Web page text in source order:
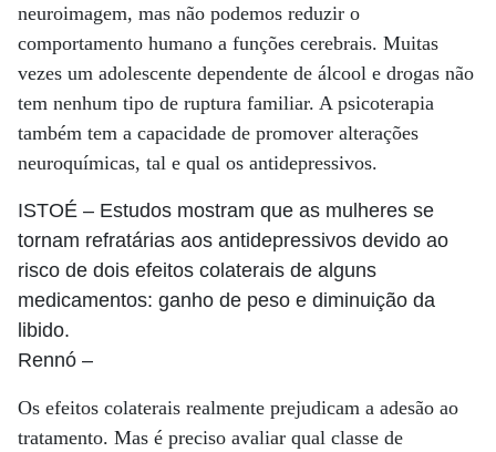
neuroimagem, mas não podemos reduzir o
comportamento humano a funções cerebrais. Muitas
vezes um adolescente dependente de álcool e drogas não
tem nenhum tipo de ruptura familiar. A psicoterapia
também tem a capacidade de promover alterações
neuroquímicas, tal e qual os antidepressivos.
ISTOÉ – Estudos mostram que as mulheres se
tornam refratárias aos antidepressivos devido ao
risco de dois efeitos colaterais de alguns
medicamentos: ganho de peso e diminuição da
libido.
Rennó –
Os efeitos colaterais realmente prejudicam a adesão ao
tratamento. Mas é preciso avaliar qual classe de